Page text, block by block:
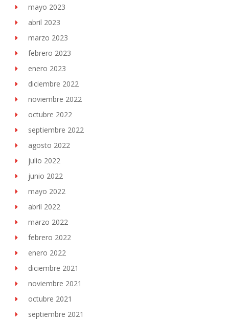
mayo 2023
abril 2023
marzo 2023
febrero 2023
enero 2023
diciembre 2022
noviembre 2022
octubre 2022
septiembre 2022
agosto 2022
julio 2022
junio 2022
mayo 2022
abril 2022
marzo 2022
febrero 2022
enero 2022
diciembre 2021
noviembre 2021
octubre 2021
septiembre 2021